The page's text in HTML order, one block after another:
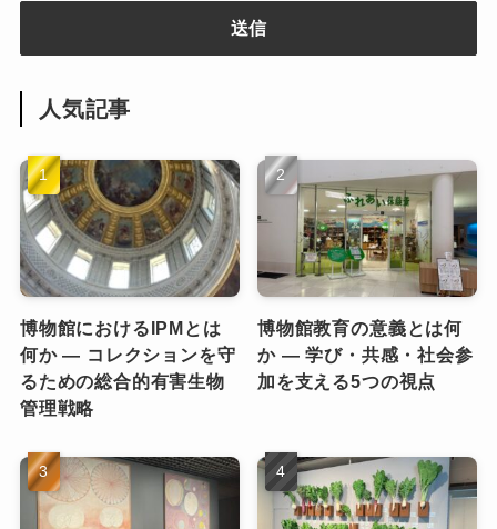
送信
人気記事
博物館におけるIPMとは
何か ― コレクションを守
るための総合的有害生物
管理戦略
博物館教育の意義とは何
か ― 学び・共感・社会参
加を支える5つの視点